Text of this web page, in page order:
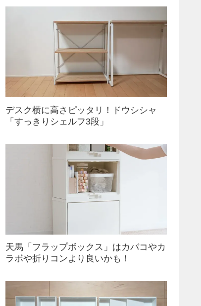
デスク横に高さピッタリ！ドウシシャ
「すっきりシェルフ3段」
天馬「フラップボックス」はカバコやカ
ラボや折りコンより良いかも！